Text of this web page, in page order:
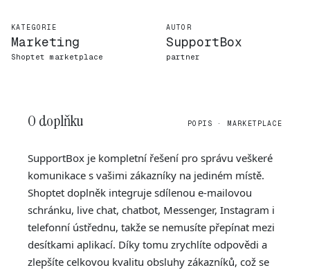
KATEGORIE
Marketing
Shoptet marketplace
AUTOR
SupportBox
partner
O doplňku POPIS · MARKETPLACE
SupportBox je kompletní řešení pro správu veškeré
komunikace s vašimi zákazníky na jediném místě.
Shoptet doplněk integruje sdílenou e-mailovou
schránku, live chat, chatbot, Messenger, Instagram i
telefonní ústřednu, takže se nemusíte přepínat mezi
desítkami aplikací. Díky tomu zrychlíte odpovědi a
zlepšíte celkovou kvalitu obsluhy zákazníků, což se